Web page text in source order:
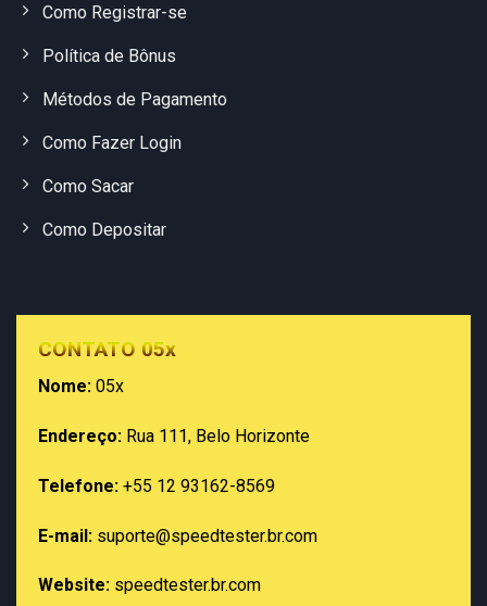
Como Registrar-se
Política de Bônus
Métodos de Pagamento
Como Fazer Login
Como Sacar
Como Depositar
CONTATO 05x
Nome: 05x
Endereço: Rua 111, Belo Horizonte
Telefone: +55 12 93162-8569
E-mail: suporte@speedtester.br.com
Website: speedtester.br.com